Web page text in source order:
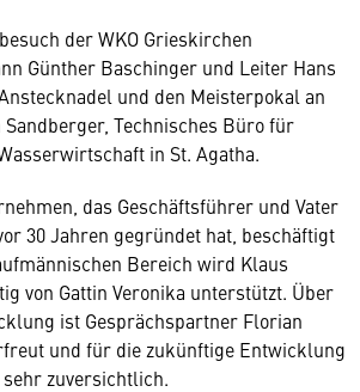
der WKO Grieskirchen
Günther Baschinger und Leiter Hans
und den Meisterpokal an
Technisches Büro für
in St. Agatha.
das Geschäftsführer und Vater
30 Jahren gegründet hat, beschäftigt
Bereich wird Klaus
von Gattin Veronika unterstützt. Über
ist Gesprächspartner Florian
und für die zukünftige Entwicklung
zuversichtlich.